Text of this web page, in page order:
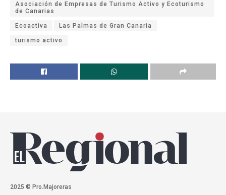
Asociación de Empresas de Turismo Activo y Ecoturismo
de Canarias
Ecoactiva Las Palmas de Gran Canaria
turismo activo
2025 © Pro.Majoreras